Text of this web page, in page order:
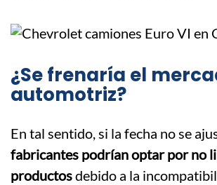
¿Se frenaría el
automotriz?
En tal sentido, si la fecha no se
fabricantes podrían optar por no
productosdebido a la